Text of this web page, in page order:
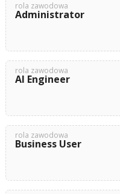
rola zawodowa
Administrator
rola zawodowa
AI Engineer
rola zawodowa
Business User